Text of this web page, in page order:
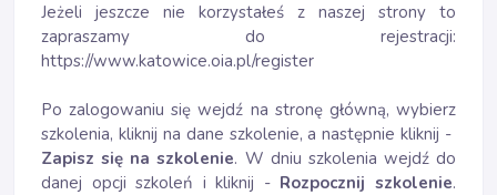
Jeżeli jeszcze nie korzystałeś z naszej strony to
zapraszamy do rejestracji:
https://www.katowice.oia.pl/register
Po zalogowaniu się wejdź na stronę główną, wybierz
szkolenia, kliknij na dane szkolenie, a następnie kliknij -
Zapisz się na szkolenie. W dniu szkolenia wejdź do
danej opcji szkoleń i kliknij -Rozpocznij szkolenie.